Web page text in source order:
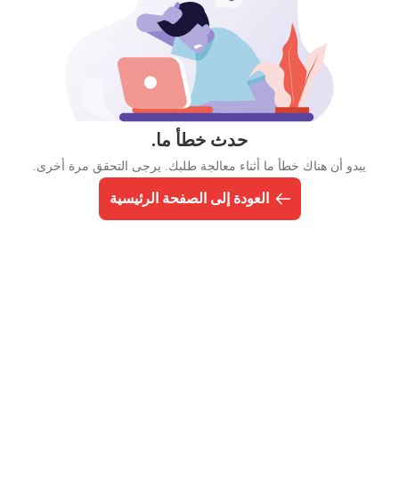
حدث خطأ ما.
يبدو أن هناك خطأ ما أثناء معالجة طلبك. يرجى التحقق مرة أخرى.
العودة إلى الصفحة الرئيسية